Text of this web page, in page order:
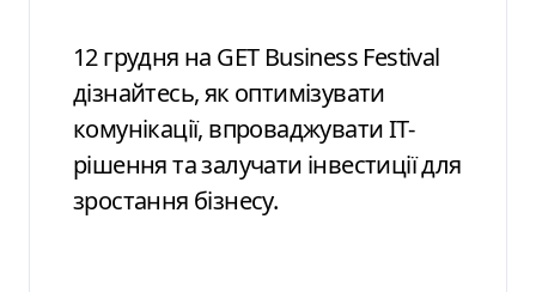
12 грудня на GET Business Festival
дізнайтесь, як оптимізувати
комунікації, впроваджувати ІТ-
рішення та залучати інвестиції для
зростання бізнесу.